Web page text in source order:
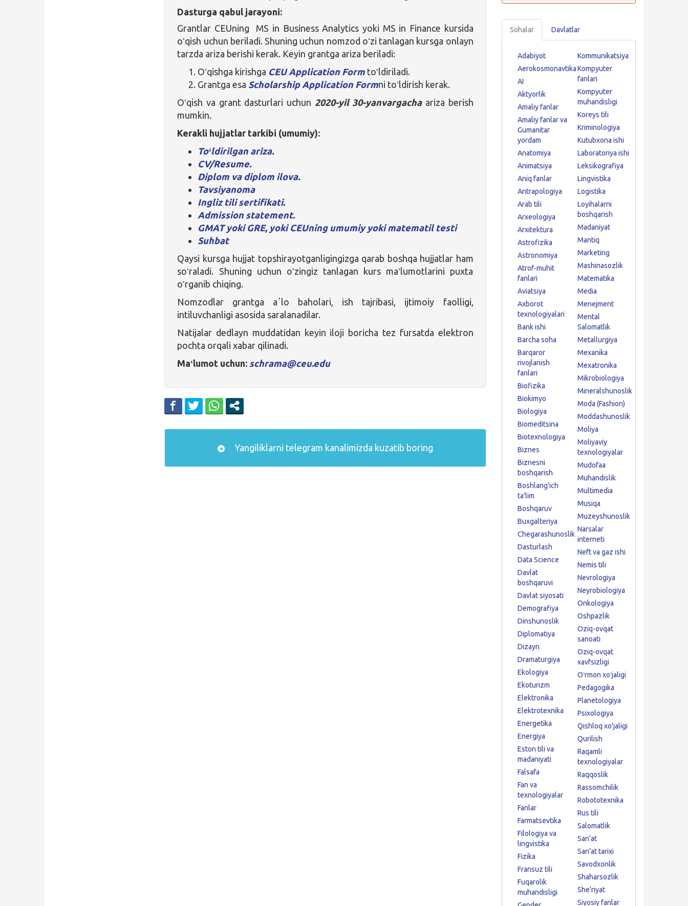
Dasturga qabul jarayoni:
Grantlar CEUning MS in Business Analytics yoki MS in Finance kursida
oʻqish uchun beriladi. Shuning uchun nomzod oʻzi tanlagan kursga onlayn
tarzda ariza berishi kerak. Keyin grantga ariza beriladi:
Oʻqishga kirishga CEU Application Form toʻldiriladi.
Grantga esa Scholarship Application Formni toʻldirish kerak.
Oʻqish va grant dasturlari uchun 2020-yil 30-yanvargacha ariza berish
mumkin.
Kerakli hujjatlar tarkibi (umumiy):
Toʻldirilgan ariza.
CV/Resume.
Diplom va diplom ilova.
Tavsiyanoma
Ingliz tili sertifikati.
Admission statement.
GMAT yoki GRE, yoki CEUning umumiy yoki matematil testi
Suhbat
Qaysi kursga hujjat topshirayotganligingizga qarab boshqa hujjatlar ham
soʻraladi. Shuning uchun oʻzingiz tanlagan kurs maʻlumotlarini puxta
oʻrganib chiqing.
Nomzodlar grantga aʼlo baholari, ish tajribasi, ijtimoiy faolligi,
intiluvchanligi asosida saralanadilar.
Natijalar dedlayn muddatidan keyin iloji boricha tez fursatda elektron
pochta orqali xabar qilinadi.
Maʻlumot uchun: schrama@ceu.edu
Yangiliklarni telegram kanalimizda kuzatib boring
Sohalar Davlatlar
Adabiyot
Aerokosmonavtika
AI
Aktyorlik
Amaliy fanlar
Amaliy fanlar va
Gumanitar
yordam
Anatomiya
Animatsiya
Aniq fanlar
Antrapologiya
Arab tili
Arxeologiya
Arxitektura
Astrofizika
Astronomiya
Atrof-muhit
fanlari
Aviatsiya
Axborot
texnologiyalari
Bank ishi
Barcha soha
Barqaror
rivojlanish
fanlari
Biofizika
Biokimyo
Biologiya
Biomeditsina
Biotexnologiya
Biznes
Biznesni
boshqarish
Boshlang'ich
ta'lim
Boshqaruv
Buxgalteriya
Chegarashunoslik
Dasturlash
Data Science
Davlat
boshqaruvi
Davlat siyosati
Demografiya
Dinshunoslik
Diplomatiya
Dizayn
Dramaturgiya
Ekologiya
Ekoturizm
Elektronika
Elektrotexnika
Energetika
Energiya
Eston tili va
madaniyati
Falsafa
Fan va
texnologiyalar
Fanlar
Farmatsevtika
Filologiya va
lingvistika
Fizika
Fransuz tili
Fuqarolik
muhandisligi
Kommunikatsiya
Kompyuter
fanlari
Kompyuter
muhandisligi
Koreys tili
Kriminologiya
Kutubxona ishi
Laboratoriya ishi
Leksikografiya
Lingvistika
Logistika
Loyihalarni
boshqarish
Madaniyat
Mantiq
Marketing
Mashinasozlik
Matematika
Media
Menejment
Mental
Salomatlik
Metallurgiya
Mexanika
Mexatronika
Mikrobiologiya
Mineralshunoslik
Moda (Fashion)
Moddashunoslik
Moliya
Moliyaviy
texnologiyalar
Mudofaa
Muhandislik
Multimedia
Musiqa
Muzeyshunoslik
Narsalar
interneti
Neft va gaz ishi
Nemis tili
Nevrologiya
Neyrobiologiya
Onkologiya
Oshpazlik
Oziq-ovqat
sanoati
Oziq-ovqat
xavfsizligi
Oʻrmon xoʻjaligi
Pedagogika
Planetologiya
Psixologiya
Qishloq xo'jaligi
Qurilish
Raqamli
texnologiyalar
Raqqoslik
Rassomchilik
Robototexnika
Rus tili
Salomatlik
San'at
San'at tarixi
Savodxonlik
Shaharsozlik
She'riyat
Siyosiy fanlar